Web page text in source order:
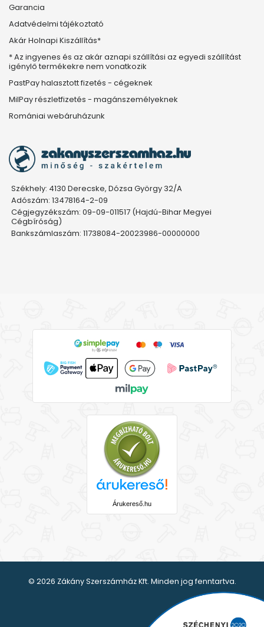
Garancia
Adatvédelmi tájékoztató
Akár Holnapi Kiszállítás*
* Az ingyenes és az akár aznapi szállítási az egyedi szállítást
igénylő termékekre nem vonatkozik
PastPay halasztott fizetés - cégeknek
MilPay részletfizetés - magánszemélyeknek
Romániai webáruházunk
Székhely: 4130 Derecske, Dózsa György 32/A
Adószám: 13478164-2-09
Cégjegyzékszám: 09-09-011517 (Hajdú-Bihar Megyei
Cégbíróság)
Bankszámlaszám: 11738084-20023986-00000000
Árukereső.hu
© 2026 Zákány Szerszámház Kft. Minden jog fenntartva.